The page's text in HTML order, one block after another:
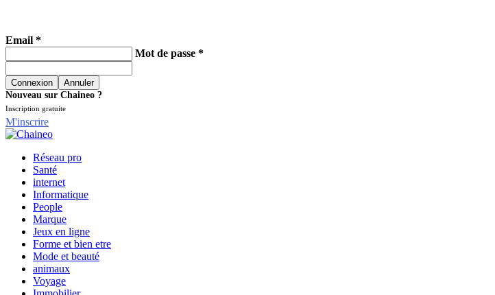
Email *
Mot de passe *
Nouveau sur Chaineo ?
Inscription gratuite
M'inscrire
Réseau pro
Santé
internet
Informatique
People
Marque
Jeux en ligne
Forme et bien etre
Mode et beauté
animaux
Voyage